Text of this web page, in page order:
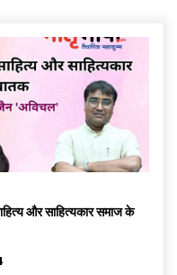
और साहित्यकार समाज के